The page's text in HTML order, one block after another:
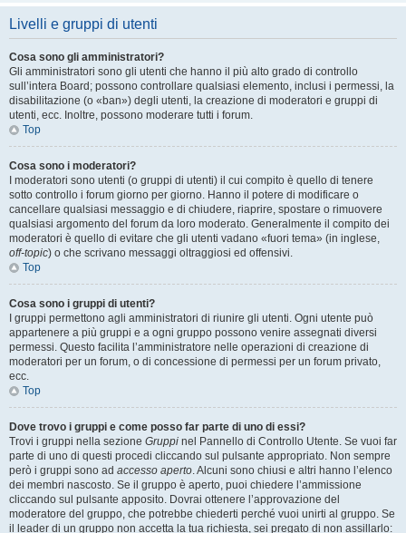
Livelli e gruppi di utenti
Cosa sono gli amministratori?
Gli amministratori sono gli utenti che hanno il più alto grado di controllo
sull’intera Board; possono controllare qualsiasi elemento, inclusi i permessi, la
disabilitazione (o «ban») degli utenti, la creazione di moderatori e gruppi di
utenti, ecc. Inoltre, possono moderare tutti i forum.
Top
Cosa sono i moderatori?
I moderatori sono utenti (o gruppi di utenti) il cui compito è quello di tenere
sotto controllo i forum giorno per giorno. Hanno il potere di modificare o
cancellare qualsiasi messaggio e di chiudere, riaprire, spostare o rimuovere
qualsiasi argomento del forum da loro moderato. Generalmente il compito dei
moderatori è quello di evitare che gli utenti vadano «fuori tema» (in inglese,
off-topic) o che scrivano messaggi oltraggiosi ed offensivi.
Top
Cosa sono i gruppi di utenti?
I gruppi permettono agli amministratori di riunire gli utenti. Ogni utente può
appartenere a più gruppi e a ogni gruppo possono venire assegnati diversi
permessi. Questo facilita l’amministratore nelle operazioni di creazione di
moderatori per un forum, o di concessione di permessi per un forum privato,
ecc.
Top
Dove trovo i gruppi e come posso far parte di uno di essi?
Trovi i gruppi nella sezione Gruppi nel Pannello di Controllo Utente. Se vuoi far
parte di uno di questi procedi cliccando sul pulsante appropriato. Non sempre
però i gruppi sono ad accesso aperto. Alcuni sono chiusi e altri hanno l’elenco
dei membri nascosto. Se il gruppo è aperto, puoi chiedere l’ammissione
cliccando sul pulsante apposito. Dovrai ottenere l’approvazione del
moderatore del gruppo, che potrebbe chiederti perché vuoi unirti al gruppo. Se
il leader di un gruppo non accetta la tua richiesta, sei pregato di non assillarlo: